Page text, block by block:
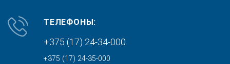
ТЕЛЕФОНЫ:
+375 (17) 24-34-000
+375 (17) 24-35-000